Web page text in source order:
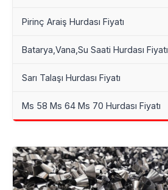
Pirinç Araiş Hurdası Fiyatı
Batarya,Vana,Su Saati Hurdası Fiyatı
Sarı Talaşı Hurdası Fiyatı
Ms 58 Ms 64 Ms 70 Hurdası Fiyatı